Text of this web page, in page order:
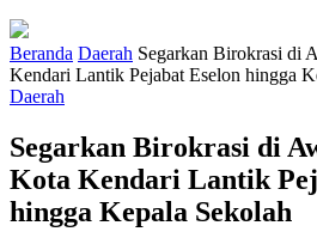
Beranda Daerah Segarkan Birokrasi di
Kendari Lantik Pejabat Eselon hingga
Daerah
Segarkan Birokrasi di
Kota Kendari Lantik
hingga Kepala Sekolah